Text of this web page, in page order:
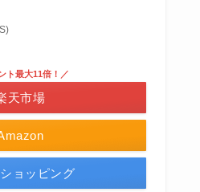
ト最大11倍！／
天市場
ョッピング